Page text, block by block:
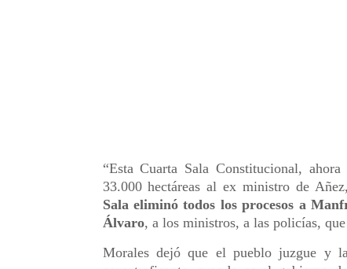
“Esta Cuarta Sala Constitucional,
33.000 hectáreas al ex ministro de
Sala eliminó todos los procesos a
Álvaro, a los ministros, a las policías,
Morales dejó que el pueblo juzgue y